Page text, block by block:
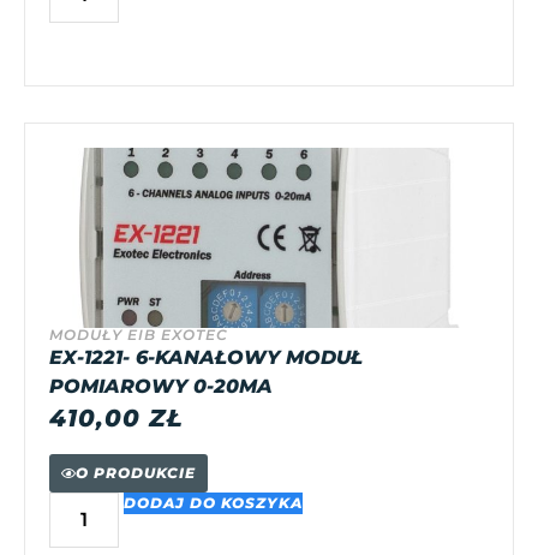
MODUŁY EIB EXOTEC
EX-1221- 6-KANAŁOWY MODUŁ
POMIAROWY 0-20MA
410,00ZŁ
O PRODUKCIE
DODAJ DO KOSZYKA